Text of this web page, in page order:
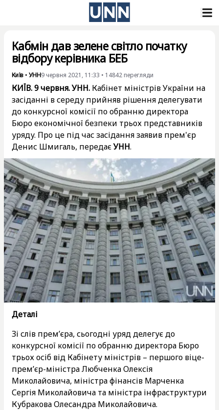
Кабмін дав зелене світло початку
відбору керівника БЕБ
Київ • УНН9 червня 2021, 11:33 • 14842 перегляди
КИЇВ. 9 червня. УНН. Кабінет міністрів України на
засіданні в середу прийняв рішення делегувати
до конкурсної комісії по обранню директора
Бюро економічної безпеки трьох представників
уряду. Про це під час засідання заявив прем'єр
Денис Шмигаль, передаєУНН.
Деталі
Зі слів прем’єра, сьогодні уряд делегує до
конкурсної комісії по обранню директора Бюро
трьох осіб від Кабінету міністрів – першого віце-
прем’єр-міністра Любченка Олексія
Миколайовича, міністра фінансів Марченка
Сергія Миколайовича та міністра інфраструктури
Кубракова Олесандра Миколайовича.